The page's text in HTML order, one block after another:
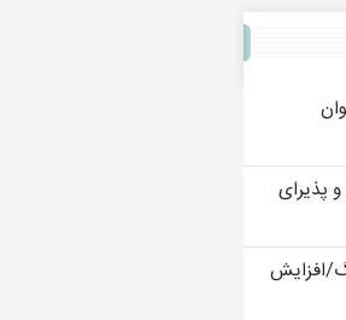
پذیرای
افزایش